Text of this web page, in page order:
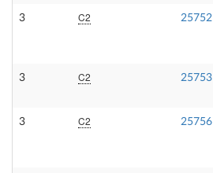
3 C2 25752
3 C2 25753
3 C2 25756